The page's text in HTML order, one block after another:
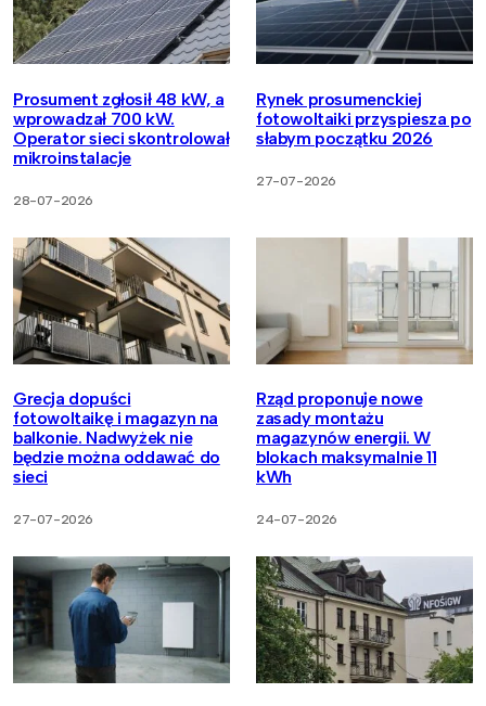
Prosument zgłosił 48 kW, a
wprowadzał 700 kW.
Operator sieci skontrolował
mikroinstalacje
28-07-2026
Rynek prosumenckiej
fotowoltaiki przyspiesza po
słabym początku 2026
27-07-2026
Grecja dopuści
fotowoltaikę i magazyn na
balkonie. Nadwyżek nie
będzie można oddawać do
sieci
27-07-2026
Rząd proponuje nowe
zasady montażu
magazynów energii. W
blokach maksymalnie 11
kWh
24-07-2026